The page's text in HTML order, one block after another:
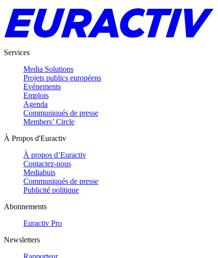
Services
Media Solutions
Projets publics européens
Evénements
Emplois
Agenda
Communiqués de presse
Members’ Circle
À Propos d'Euractiv
À propos d’Euractiv
Contactez-nous
Mediahuis
Communiqués de presse
Publicité politique
Abonnements
Euractiv Pro
Newsletters
Rapporteur